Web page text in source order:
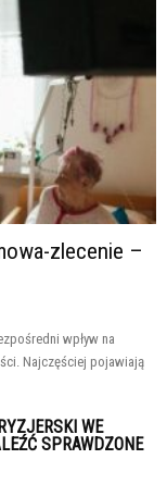
zlecenie –
wpływ na
Najczęściej pojawiają
WE
SPRAWDZONE